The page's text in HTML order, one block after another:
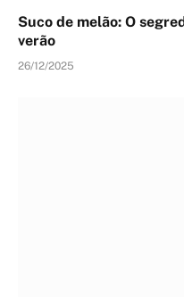
Suco de melão: O
verão
26/12/2025